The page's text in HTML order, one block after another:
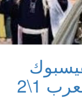
1\2